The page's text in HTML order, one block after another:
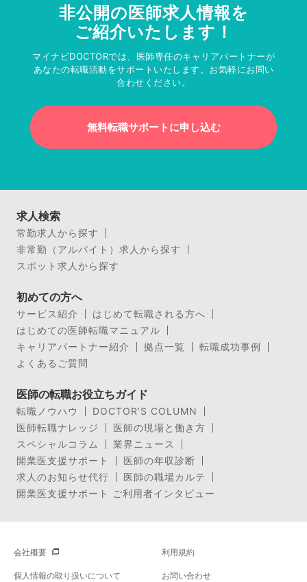
非公開の医師求人情報を
ご紹介いたします！
マイナビDOCTORでは、医師専任のキャリアパートナーが
あなたの転職活動をサポートいたします。お気軽にお問い
合わせください。
無料転職サポートに申し込む
求人検索
常勤求人から探す
非常勤（アルバイト）求人から探す
スポット求人から探す
初めての方へ
サービス紹介
はじめて転職される方へ
はじめての医師転職マニュアル
キャリアパートナー紹介
拠点一覧
転職成功事例
よくあるご質問
医師の転職お役立ちガイド
転職ノウハウ
DOCTOR’S COLUMN
医師転職ナレッジ
医師の現場と働き方
スペシャルコラム
業界ニュース
開業医支援サポート
医師の年収診断
求人のお知らせ代行
医師の職場カルテ
開業医支援サポート ご利用者インタビュー
会社概要 利用規約
個人情報の取り扱いについて お問い合わせ